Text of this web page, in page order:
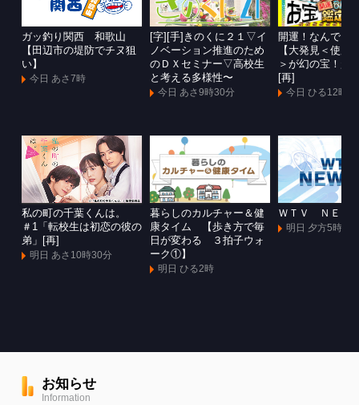
ガッ釣り関西 和歌山
【田辺市の堤防でチヌ狙
い】
今日 あさ7時
[字][手]きのくに２１▽イ
ノベーション推進のため
のＤＸセミナー▽高校生
と考える多様性〜
今日 あさ9時30分
開運！なんで
【大発見＜使用
＞が幻の宝！超
[再]
今日 ひる12時
私の町の千葉くんは。
＃1「転校生は初恋の彼の
弟」[再]
明日 あさ10時30分
暮らしのカルチャー＆健
康タイム 【歩き方で毎
日が変わる ３拍子ウォ
ーク①】
明日 ひる2時
ＷＴＶ ＮＥＷ
明日 夕方5時55
お知らせ
Information